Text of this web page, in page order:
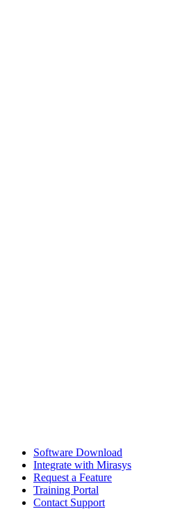
Software Download
Integrate with Mirasys
Request a Feature
Training Portal
Contact Support